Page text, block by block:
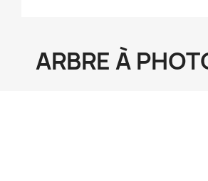
ARBRE À